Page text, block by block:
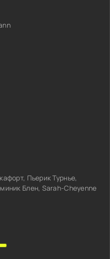
Пьерик Турнье,
Блен, Sarah-Cheyenne